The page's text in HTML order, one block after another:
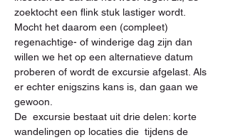
zoektocht een flink stuk lastiger wordt.
Mocht het daarom een (compleet)
regenachtige- of winderige dag zijn dan
willen we het op een alternatieve datum
proberen of wordt de excursie afgelast. Als
er echter enigszins kans is, dan gaan we
gewoon.
De  excursie bestaat uit drie delen: korte
wandelingen op locaties die  tijdens de